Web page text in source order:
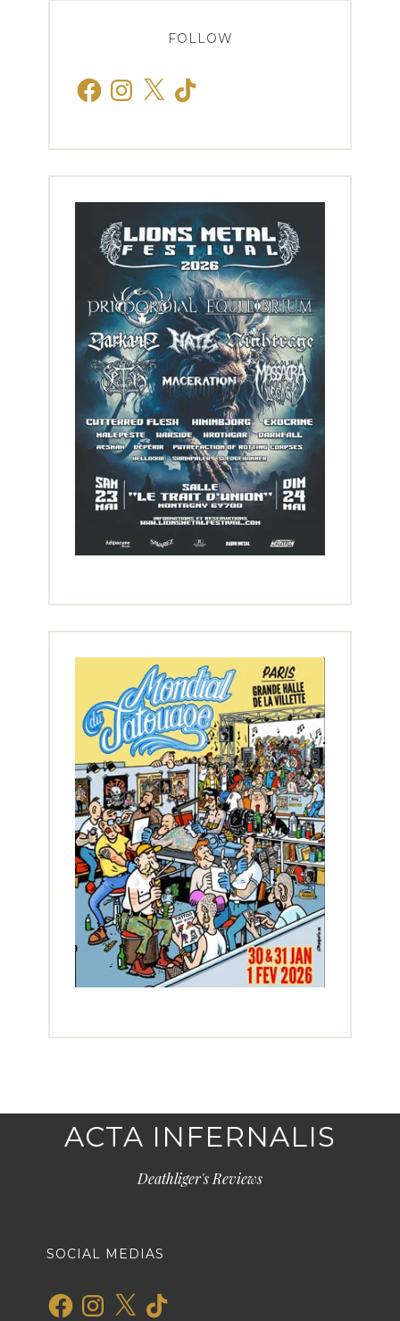
FOLLOW
FacebookInstagram
X TikTok
ACTA INFERNALIS
Deathliger's Reviews
SOCIAL MEDIAS
FacebookInstagram
X TikTok